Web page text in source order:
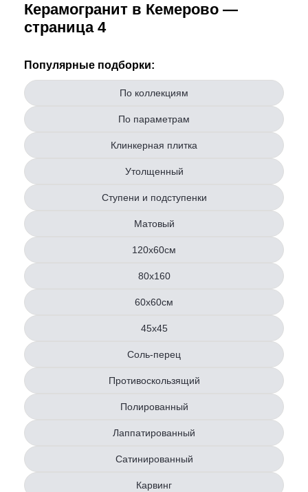
Керамогранит в Кемерово —
страница 4
Популярные подборки:
По коллекциям
По параметрам
Клинкерная плитка
Утолщенный
Ступени и подступенки
Матовый
120х60см
80x160
60х60см
45х45
Соль-перец
Противоскользящий
Полированный
Лаппатированный
Сатинированный
Карвинг